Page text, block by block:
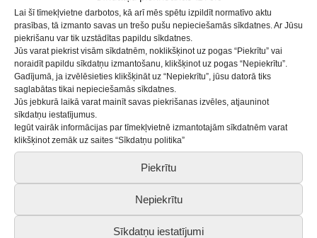
Lai šī tīmekļvietne darbotos, kā arī mēs spētu izpildīt normatīvo aktu
prasības, tā izmanto savas un trešo pušu nepieciešamās sīkdatnes. Ar Jūsu
piekrišanu var tik uzstādītas papildu sīkdatnes.
Jūs varat piekrist visām sīkdatnēm, noklikšķinot uz pogas “Piekrītu” vai
noraidīt papildu sīkdatņu izmantošanu, klikšķinot uz pogas “Nepiekrītu”.
Gadījumā, ja izvēlēsieties klikšķināt uz “Nepiekrītu”, jūsu datorā tiks
saglabātas tikai nepieciešamās sīkdatnes.
Jūs jebkurā laikā varat mainīt savas piekrišanas izvēles, atjauninot
sīkdatņu iestatījumus.
Iegūt vairāk informācijas par tīmekļvietnē izmantotajām sīkdatnēm varat
klikšķinot zemāk uz saites “Sīkdatņu politika”
Piekrītu
Nepiekrītu
Sīkdatņu iestatījumi
www.bjc.lv/interesu-izglitiba/pulcinu-apraksti/
Peldēšanas grupas:
MAZIE RUPUCĪŠI /6 mēn.-12 mēn. /mazais
baseins/otrdienās 19:00-20:00
MAZIE RUPUCĪŠI /1 gads-2 gadi/mazais
baseins/ceturtdienās 19:00-20:00
Trenere Elīza Jekuma